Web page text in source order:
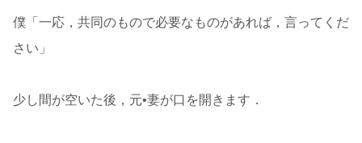
僕「一応，共同のもので必要なものがあれば，言ってくだ
さい」
少し間が空いた後，元•妻が口を開きます．